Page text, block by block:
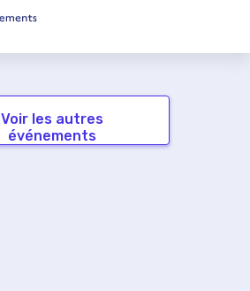
Voir les autres
événements